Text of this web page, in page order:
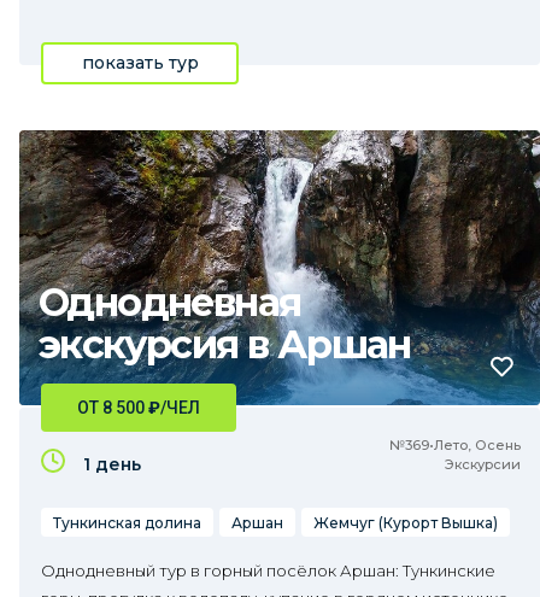
показать тур
Однодневная
экскурсия в Аршан
№369•Лето, Осень
Экскурсии
ОТ 8 500₽/ЧЕЛ
1 день
Тункинская долина Аршан Жемчуг (Курорт Вышка)
Однодневный тур в горный посёлок Аршан: Тункинские